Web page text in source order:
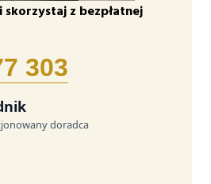
z bezpłatnej
303
doradca